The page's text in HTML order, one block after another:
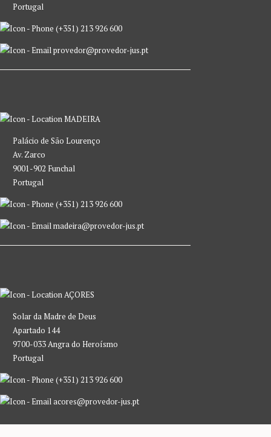
Portugal
(+351) 213 926 600
provedor@provedor-jus.pt
MADEIRA
Palácio de São Lourenço
Av. Zarco
9001-902 Funchal
Portugal
(+351) 213 926 600
madeira@provedor-jus.pt
AÇORES
Solar da Madre de Deus
Apartado 144
9700-033 Angra do Heroísmo
Portugal
(+351) 213 926 600
acores@provedor-jus.pt